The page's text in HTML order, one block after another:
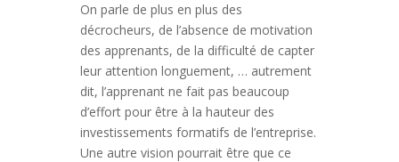
On parle de plus en plus des
décrocheurs, de l’absence de motivation
des apprenants, de la difficulté de capter
leur attention longuement, … autrement
dit, l’apprenant ne fait pas beaucoup
d’effort pour être à la hauteur des
investissements formatifs de l’entreprise.
Une autre vision pourrait être que ce